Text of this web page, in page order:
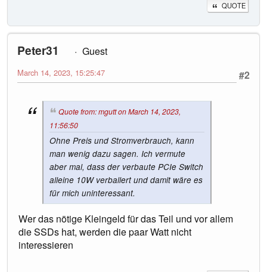
QUOTE
Peter31
Guest
#2
March 14, 2023, 15:25:47
Quote from: mgutt on March 14, 2023,
11:56:50
Ohne Preis und Stromverbrauch, kann
man wenig dazu sagen. Ich vermute
aber mal, dass der verbaute PCIe Switch
alleine 10W verballert und damit wäre es
für mich uninteressant.
Wer das nötige Kleingeld für das Teil und vor allem
die SSDs hat, werden die paar Watt nicht
interessieren